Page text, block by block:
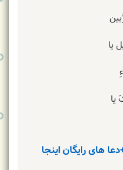
یا
یا
های رایگان اینجا